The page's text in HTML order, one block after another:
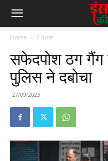
Home Crime
सफेदपोश ठग गैंग
पुलिस ने दबोचा
27/09/2023